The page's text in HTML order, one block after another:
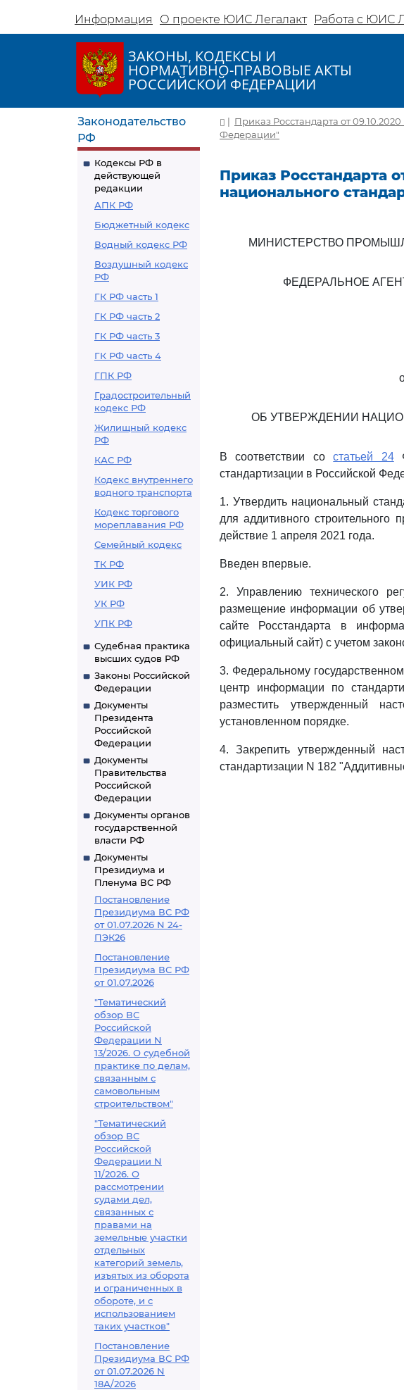
Информация О проекте ЮИС Легалакт Работа с ЮИС
ЗАКОНЫ, КОДЕКСЫ И
НОРМАТИВНО-ПРАВОВЫЕ АКТЫ
РОССИЙСКОЙ ФЕДЕРАЦИИ
Законодательство
РФ
Кодексы РФ в
действующей
редакции
АПК РФ
Бюджетный кодекс
Водный кодекс РФ
Воздушный кодекс
РФ
ГК РФ часть 1
ГК РФ часть 2
ГК РФ часть 3
ГК РФ часть 4
ГПК РФ
Градостроительный
кодекс РФ
Жилищный кодекс
РФ
КАС РФ
Кодекс внутреннего
водного транспорта
Кодекс торгового
мореплавания РФ
Семейный кодекс
ТК РФ
УИК РФ
УК РФ
УПК РФ
Судебная практика
высших судов РФ
Законы Российской
Федерации
Документы
Президента
Российской
Федерации
Документы
Правительства
Российской
Федерации
Документы органов
государственной
власти РФ
Документы
Президиума и
Пленума ВС РФ
Постановление
Президиума ВС РФ
от 01.07.2026 N 24-
ПЭК26
Постановление
Президиума ВС РФ
от 01.07.2026
"Тематический
обзор ВС
Российской
Федерации N
13/2026. О судебной
практике по делам,
связанным с
самовольным
строительством"
"Тематический
обзор ВС
Российской
Федерации N
11/2026. О
рассмотрении
судами дел,
связанных с
правами на
земельные участки
отдельных
категорий земель,
изъятых из оборота
и ограниченных в
обороте, и с
использованием
таких участков"
Постановление
Президиума ВС РФ
от 01.07.2026 N
18А/2026
| Приказ Росстандарта от
Федерации"
Приказ Росстандарта
национального
МИНИСТЕРСТВО
ФЕДЕРАЛЬНОЕ
ОБ УТВЕРЖДЕНИИ
В соответствии состатьей 24
стандартизации в Российской
1. Утвердить национальный
для аддитивного
действие 1 апреля 2021 года.
Введен впервые.
2. Управлению технического
размещение информации об
сайте Росстандарта в
официальный сайт) с учетом
3. Федеральному
центр информации по
разместить утвержденный
установленном порядке.
4. Закрепить утвержденный
стандартизации N 182